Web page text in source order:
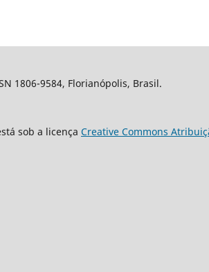
1806-9584, Florianópolis, Brasil.
sob a licença Creative Commons